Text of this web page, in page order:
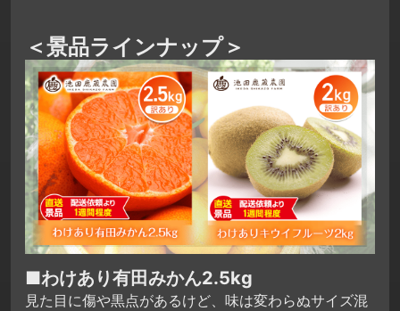
＜景品ラインナップ＞
■わけあり有田みかん2.5kg
見た目に傷や黒点があるけど、味は変わらぬサイズ混